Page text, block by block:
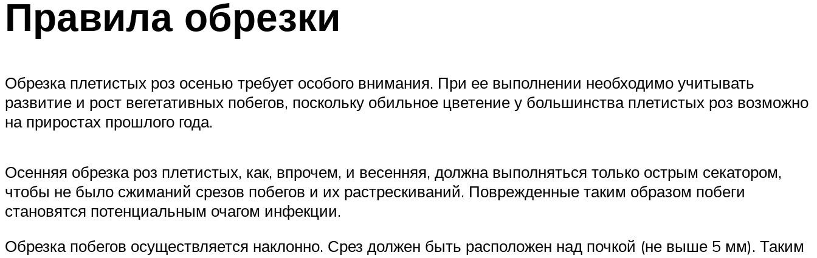
Правила обрезки
Обрезка плетистых роз осенью требует особого внимания. При ее выполнении необходимо учитывать
развитие и рост вегетативных побегов, поскольку обильное цветение у большинства плетистых роз возможно
на приростах прошлого года.
Осенняя обрезка роз плетистых, как, впрочем, и весенняя, должна выполняться только острым секатором,
чтобы не было сжиманий срезов побегов и их растрескиваний. Поврежденные таким образом побеги
становятся потенциальным очагом инфекции.
Обрезка побегов осуществляется наклонно. Срез должен быть расположен над почкой (не выше 5 мм). Таким